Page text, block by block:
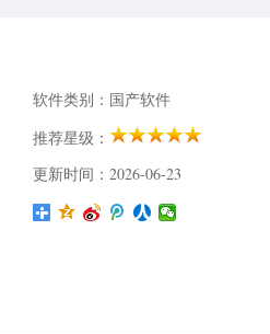
软件类别：国产软件
推荐星级：
更新时间：2026-06-23